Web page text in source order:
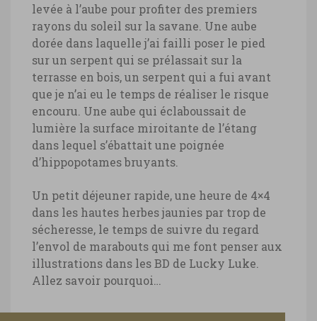
levée à l’aube pour profiter des premiers
rayons du soleil sur la savane. Une aube
dorée dans laquelle j’ai failli poser le pied
sur un serpent qui se prélassait sur la
terrasse en bois, un serpent qui a fui avant
que je n’ai eu le temps de réaliser le risque
encouru. Une aube qui éclaboussait de
lumière la surface miroitante de l’étang
dans lequel s’ébattait une poignée
d’hippopotames bruyants.
Un petit déjeuner rapide, une heure de 4×4
dans les hautes herbes jaunies par trop de
sécheresse, le temps de suivre du regard
l’envol de marabouts qui me font penser aux
illustrations dans les BD de Lucky Luke.
Allez savoir pourquoi…